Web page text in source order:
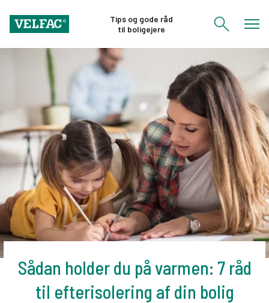
Tips og gode råd
til boligejere
Sådan holder du på varmen: 7 råd
til efterisolering af din bolig